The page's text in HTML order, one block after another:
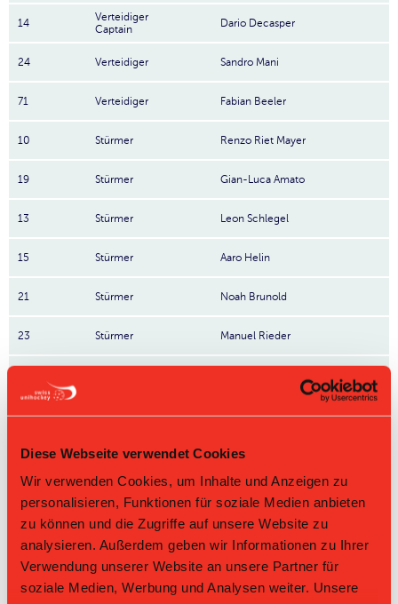
Diese Webseite verwendet Cookies
Wir verwenden Cookies, um Inhalte und Anzeigen zu
personalisieren, Funktionen für soziale Medien anbieten
zu können und die Zugriffe auf unsere Website zu
analysieren. Außerdem geben wir Informationen zu Ihrer
Verwendung unserer Website an unsere Partner für
soziale Medien, Werbung und Analysen weiter. Unsere
14
Verteidiger
Captain
Dario Decasper
24 Verteidiger Sandro Mani
71 Verteidiger Fabian Beeler
10 Stürmer Renzo Riet Mayer
19 Stürmer Gian-Luca Amato
13 Stürmer Leon Schlegel
15 Stürmer Aaro Helin
21 Stürmer Noah Brunold
23 Stürmer Manuel Rieder
65 Stürmer Tim Nussle
68 Stürmer Nadir Monighetti
5 Noe Bösch
Nr: Nummer
Tabelle Herren GF NLA Gruppe 1 2021/22 per